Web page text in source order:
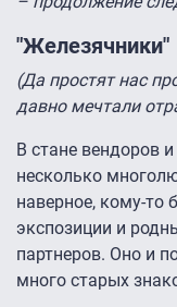
"Железячники"
(Да простят нас
давно мечтали
В стане вендоров
несколько
наверное, кому-то
экспозиции и
партнеров. Оно и
много старых